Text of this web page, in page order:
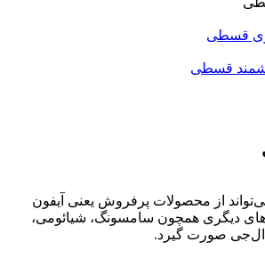
قسطی
قسطی
از محصولات پرفروش یعنی آیفون
دیگری همچون سامسونگ، شیائومی،
و ال‌جی صورت گیرد.